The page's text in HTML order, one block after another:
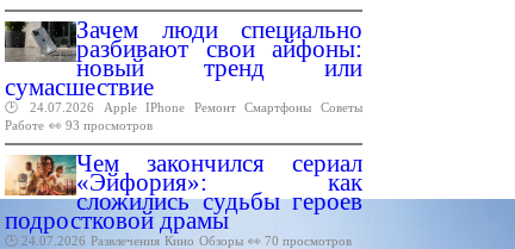
Зачем люди специально
разбивают свои айфоны:
новый тренд или
сумасшествие
🕑 24.07.2026 Apple IPhone Ремонт Смартфоны
Советы
Работе 👀 93 просмотров
Чем закончился сериал
«Эйфория»: как
сложились судьбы героев
подростковой драмы
🕑 24.07.2026 Развлечения Кино Обзоры 👀 70 просмотров